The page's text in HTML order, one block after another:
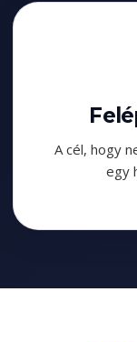
A cél, hogy
egy